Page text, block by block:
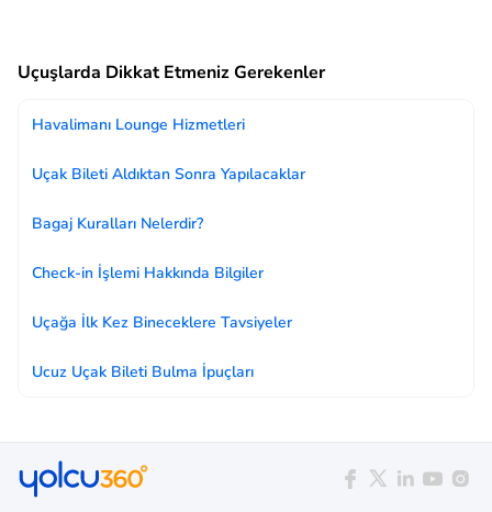
Uçuşlarda Dikkat Etmeniz Gerekenler
Havalimanı Lounge Hizmetleri
Uçak Bileti Aldıktan Sonra Yapılacaklar
Bagaj Kuralları Nelerdir?
Check-in İşlemi Hakkında Bilgiler
Uçağa İlk Kez Bineceklere Tavsiyeler
Ucuz Uçak Bileti Bulma İpuçları